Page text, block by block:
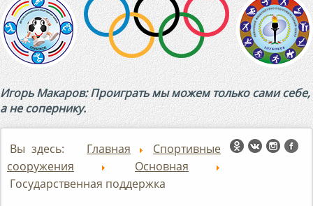
Игорь Макаров: Проиграть мы можем только сами себе,
а не сопернику.
Вы здесь: Главная
Спортивные
сооружения
Основная
Государственная поддержка